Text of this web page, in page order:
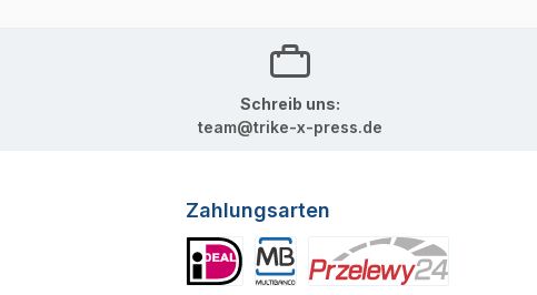
Schreib uns:
team@trike-x-press.de
Zahlungsarten